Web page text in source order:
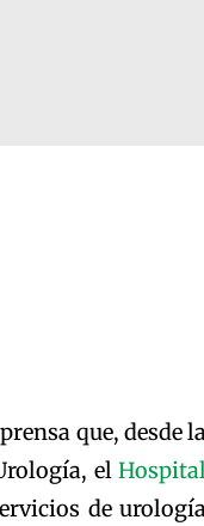
que, desde
el
de